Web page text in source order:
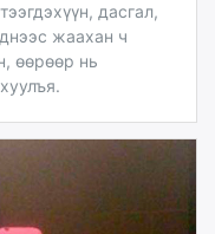
дасгал,
жаахан ч
өөрөөр нь